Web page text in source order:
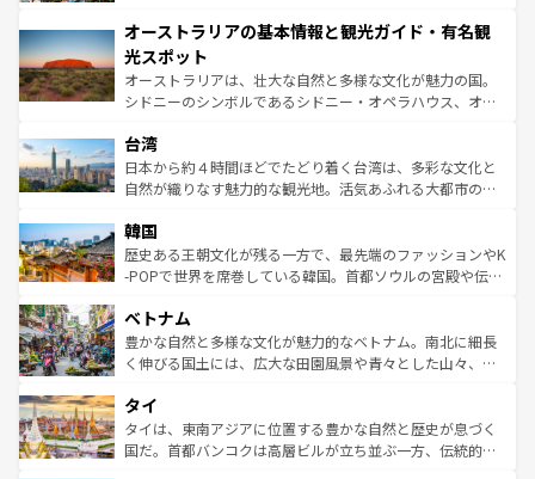
部のニューオーリンズでは、音楽と美食が融合した独特の
文化が魅力。旅行者はアメリカの各地域で異なる魅力を楽
しみながら、その多様性と豊かな歴史を感じることができ
るだろう。車でのロードトリップや列車の旅も、アメリカ
情報は
ワイ島は見逃せない。また、定番の観光地といえばオアフ
島だが、静かな自然を求めるならマウイ島やカウアイ島が
おすすめ。エメラルドグリーンに輝く海をはじめ、豊かな
文化や歴史が息づいている。「アロハスピリット」と呼ば
人々、おいしいローカルフードやハワイアンミュージッ
ク、伝統的なフラダンスなど、すべてがハワイの魅力を彩
っている。訪れるたびに新しい発見と感動が待っているハ
はコンテンツ一覧
オーストラリアの基本情報と観光ガイド・有名観
光スポット
オーストラリアは、壮大な自然と多様な文化が魅力の国。
シドニーのシンボルであるシドニー・オペラハウス、オー
リアリーフや大陸中央部にそびえるウルル（エアーズロッ
ク）、タスマニアの美しい原生林やケアンズの熱帯雨林な
ど、見どころがたくさん。また、カフェやワイン、オージ
いる。アクティビティも充実しており、サーフィンやダイ
ビング、ハイキングなど、アウトドア好きにはたまらな
い。オーストラリアの多彩な魅力を存分に味わいつくそ
参照してほしい。
台湾
日本から約４時間ほどでたどり着く台湾は、多彩な文化と
自然が織りなす魅力的な観光地。活気あふれる大都市の台
ン）、静ひつな山岳地帯である台湾東部など、都市の喧騒
と山間の静けさが共存しており、訪れる人に新しい発見と
驚きをもたらしてくれる。また、奥深い台湾の食文化も魅
容にもいいと評判のスイーツなど、バラエティ豊かな料理
が味わえる。 なお、新着の台湾情報は コンテンツ一覧を参
照してほしい。
韓国
歴史ある王朝文化が残る一方で、最先端のファッションやK
-POPで世界を席巻している韓国。首都ソウルの宮殿や伝統
き、地方に足を延ばせば四季折々の自然美を楽しむことが
できる。そして、キムチや焼肉、絶品のストリートフード
まで、さまざまな韓国料理が待っている。夜には、韓国な
リティに包まれながら、韓国の多彩な魅力を心ゆくまで味
わってみてほしい。 なお、新着の韓国情報はコンテンツ一
覧を参照してほしい。
ベトナム
豊かな自然と多様な文化が魅力的なベトナム。南北に細長
く伸びる国土には、広大な田園風景や青々とした山々、世
急速な発展と共に伝統が息づく。ハノイの古い町並みやホ
ーチミン市のフランス統治時代の建物も、独特の雰囲気を
醸し出している。また、バラエティの豊かさとおいしさで
タイ
タイは、東南アジアに位置する豊かな自然と歴史が息づく
国だ。首都バンコクは高層ビルが立ち並ぶ一方、伝統的な